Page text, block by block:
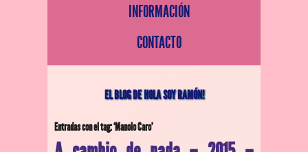
INFORMACIÓN
CONTACTO
EL BLOG DE HOLA SOY RAMÓN!
Entradas con el tag: ‘Manolo Caro’